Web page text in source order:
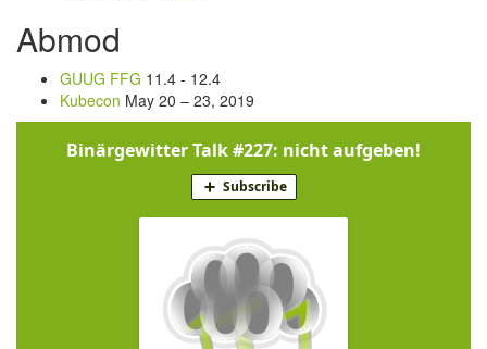
Abmod
GUUG FFG 11.4 - 12.4
Kubecon May 20 – 23, 2019